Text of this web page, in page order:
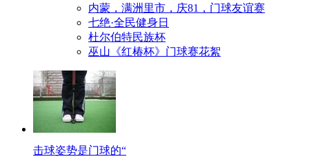
内蒙，满洲里市，庆81，门球友谊赛
七绝·全民健身日
杜尔伯特民族杯
巫山《红椿杯》门球赛花絮
击球姿势是门球的“